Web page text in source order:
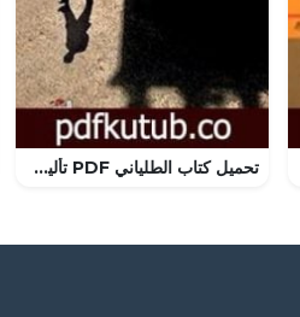
تحميل كتاب الطلياني PDF تأليف شكري المبخوت مجانا [كامل]